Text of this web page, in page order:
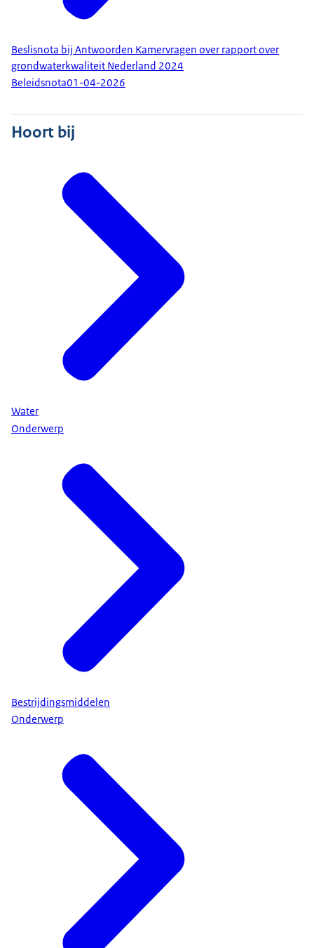
Beslisnota bij Antwoorden Kamervragen over rapport over
grondwaterkwaliteit Nederland 2024
Beleidsnota01-04-2026
Hoort bij
Water
Onderwerp
Bestrijdingsmiddelen
Onderwerp